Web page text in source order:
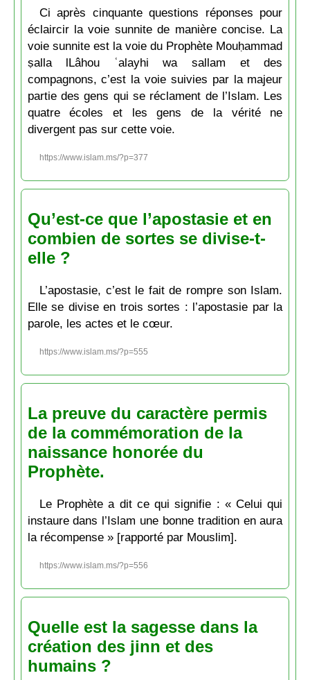
Ci après cinquante questions réponses pour
éclaircir la voie sunnite de manière concise. La
voie sunnite est la voie du Prophète Mouḥammad
ṣalla lLâhou ʿalayhi wa sallam et des
compagnons, c’est la voie suivies par la majeur
partie des gens qui se réclament de l’Islam. Les
quatre écoles et les gens de la vérité ne
divergent pas sur cette voie.
https://www.islam.ms/?p=377
Qu’est-ce que l’apostasie et en
combien de sortes se divise-t-
elle ?
L’apostasie, c’est le fait de rompre son Islam.
Elle se divise en trois sortes : l’apostasie par la
parole, les actes et le cœur.
https://www.islam.ms/?p=555
La preuve du caractère permis
de la commémoration de la
naissance honorée du
Prophète.
Le Prophète a dit ce qui signifie : « Celui qui
instaure dans l’Islam une bonne tradition en aura
la récompense » [rapporté par Mouslim].
https://www.islam.ms/?p=556
Quelle est la sagesse dans la
création des jinn et des
humains ?